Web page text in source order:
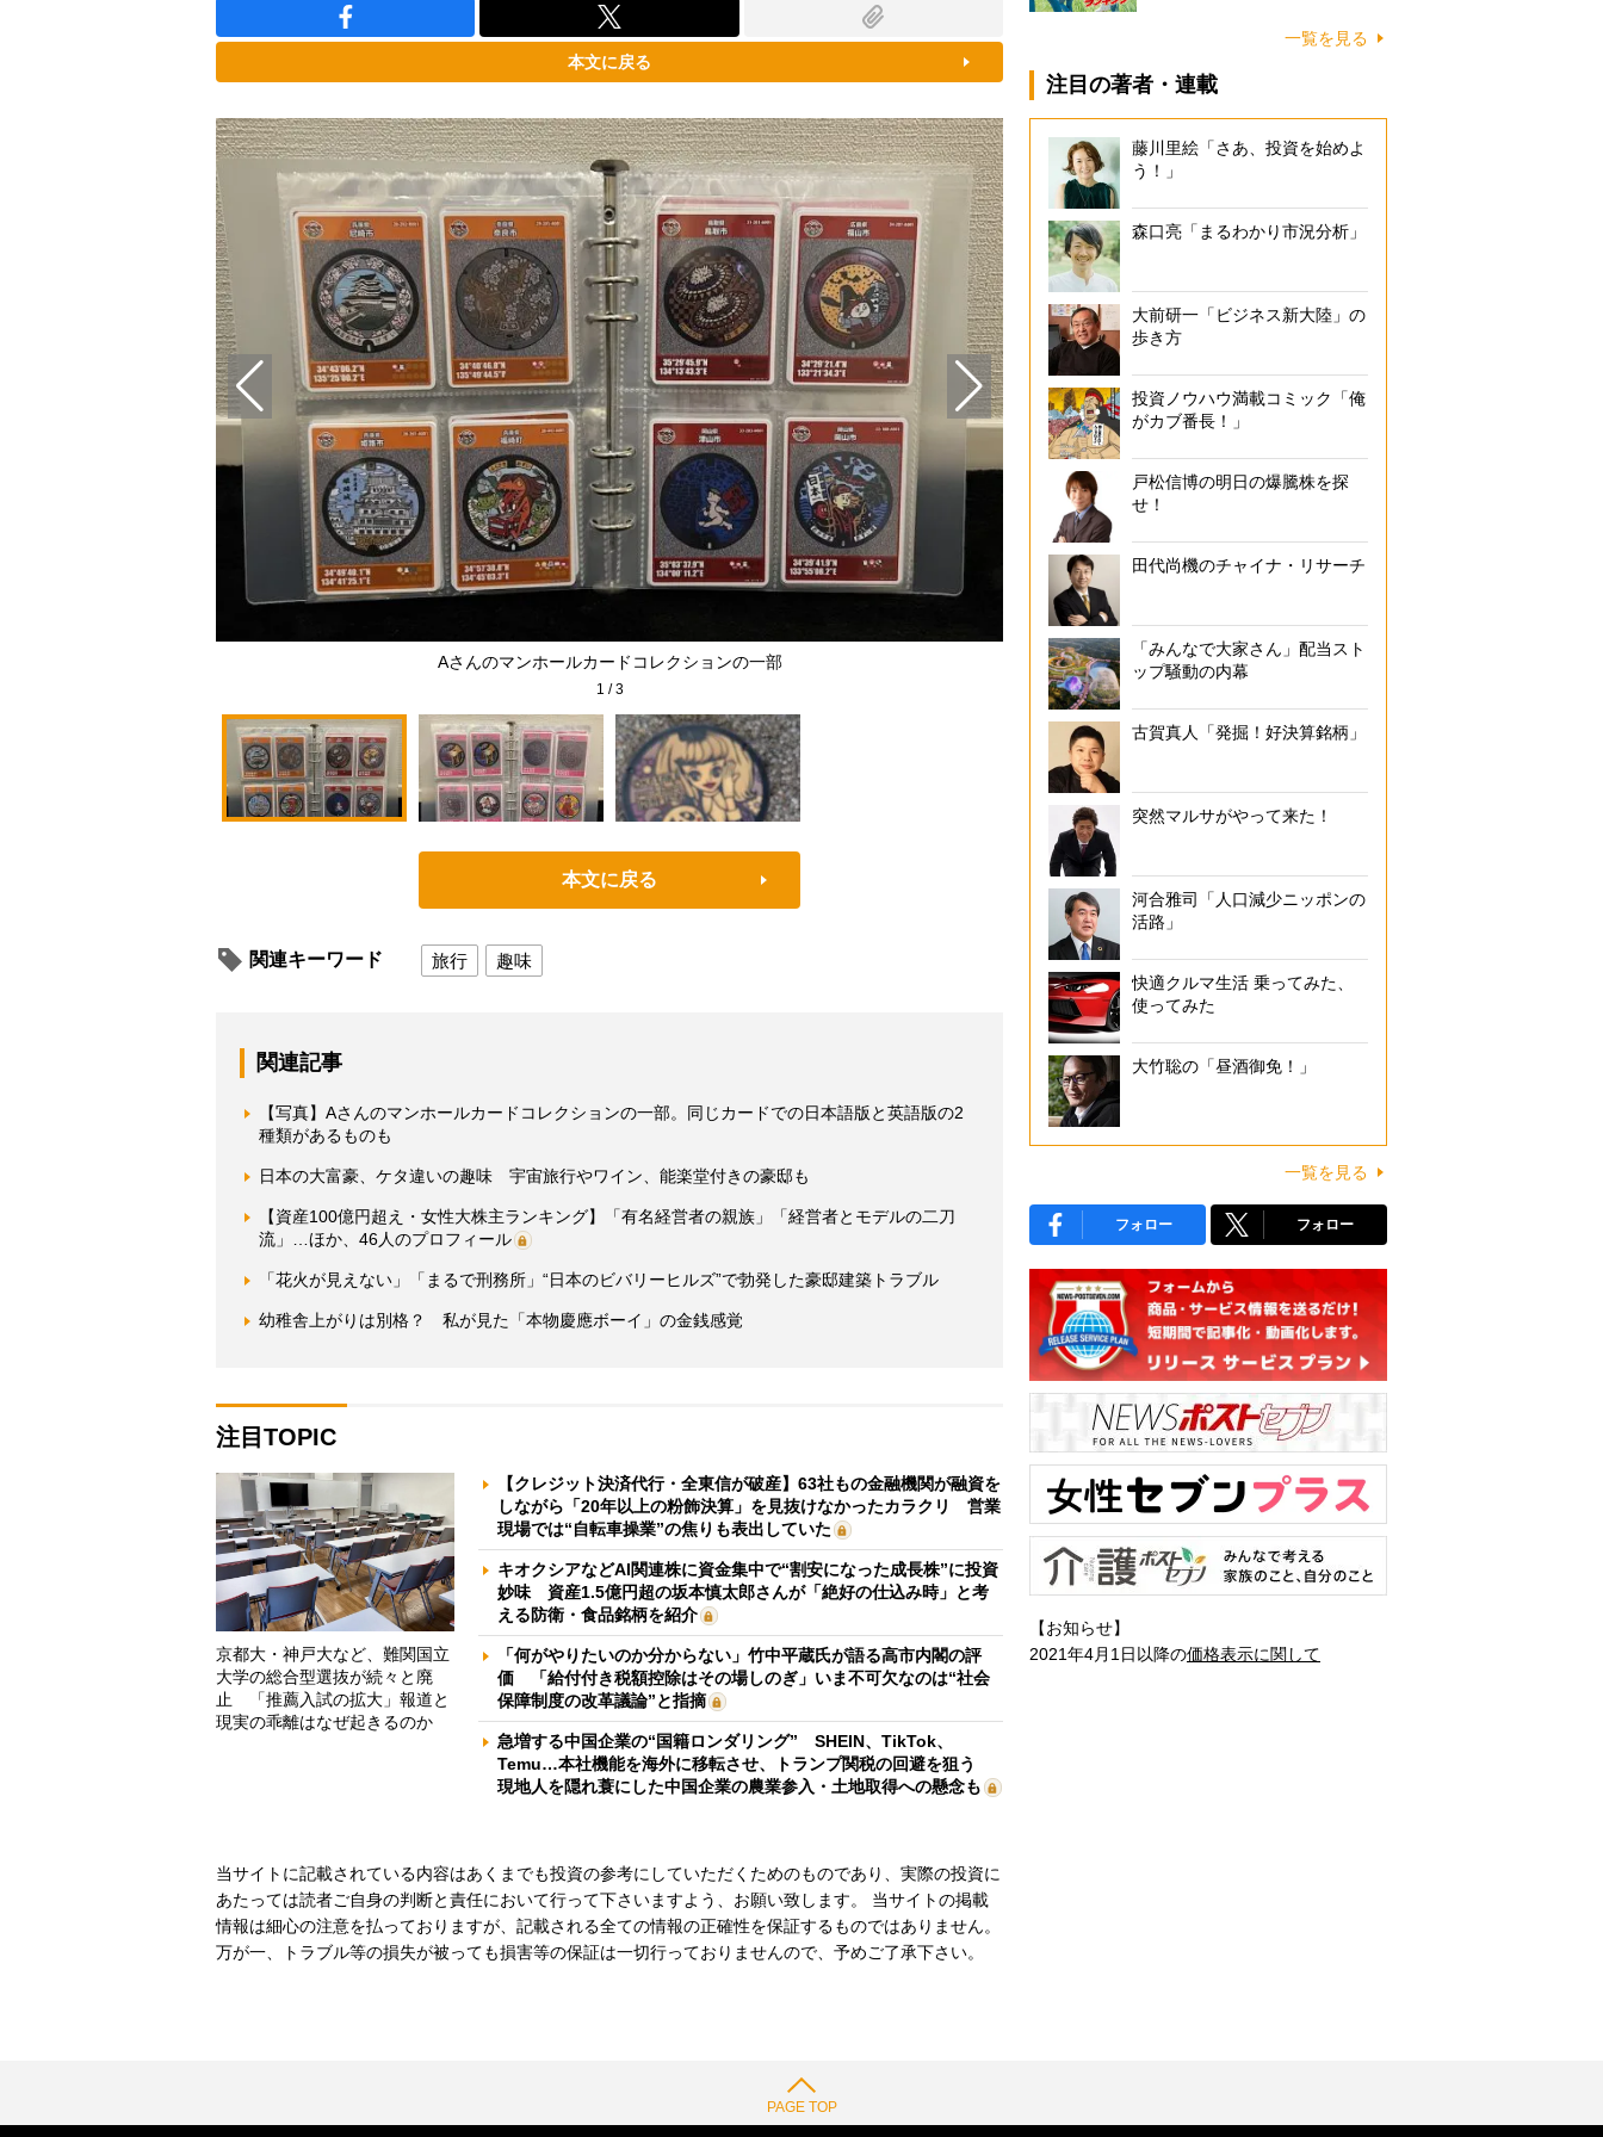
本文に戻る
Aさんのマンホールカードコレクションの一部 Aさんのマンホールカードコレクションの一部。同じカードでの日本語版と英
1 /3
本文に戻る
関連キーワード 旅行 趣味
関連記事
【写真】Aさんのマンホールカードコレクションの一部。同じカードでの日本語版と英語版の2
種類があるものも
日本の大富豪、ケタ違いの趣味 宇宙旅行やワイン、能楽堂付きの豪邸も
【資産100億円超え・女性大株主ランキング】「有名経営者の親族」「経営者とモデルの二刀
流」…ほか、46人のプロフィール
「花火が見えない」「まるで刑務所」“日本のビバリーヒルズ”で勃発した豪邸建築トラブル
幼稚舎上がりは別格？ 私が見た「本物慶應ボーイ」の金銭感覚
注目TOPIC
京都大・神戸大など、難関国立
大学の総合型選抜が続々と廃
止 「推薦入試の拡大」報道と
現実の乖離はなぜ起きるのか
【クレジット決済代行・全東信が破産】63社もの金融機関が融資を
しながら「20年以上の粉飾決算」を見抜けなかったカラクリ 営業
現場では“自転車操業”の焦りも表出していた
キオクシアなどAI関連株に資金集中で“割安になった成長株”に投資
妙味 資産1.5億円超の坂本慎太郎さんが「絶好の仕込み時」と考
える防衛・食品銘柄を紹介
「何がやりたいのか分からない」竹中平蔵氏が語る高市内閣の評
価 「給付付き税額控除はその場しのぎ」いま不可欠なのは“社会
保障制度の改革議論”と指摘
急増する中国企業の“国籍ロンダリング” SHEIN、TikTok、
Temu…本社機能を海外に移転させ、トランプ関税の回避を狙う
現地人を隠れ蓑にした中国企業の農業参入・土地取得への懸念も
当サイトに記載されている内容はあくまでも投資の参考にしていただくためのものであり、実際の投資に
あたっては読者ご自身の判断と責任において行って下さいますよう、お願い致します。 当サイトの掲載
情報は細心の注意を払っておりますが、記載される全ての情報の正確性を保証するものではありません。
万が一、トラブル等の損失が被っても損害等の保証は一切行っておりませんので、予めご了承下さい。
一覧を見る
注目の著者・連載
藤川里絵「さあ、投資を始めよ
う！」
森口亮「まるわかり市況分析」
大前研一「ビジネス新大陸」の
歩き方
投資ノウハウ満載コミック「俺
がカブ番長！」
戸松信博の明日の爆騰株を探
せ！
田代尚機のチャイナ・リサーチ
「みんなで大家さん」配当スト
ップ騒動の内幕
古賀真人「発掘！好決算銘柄」
突然マルサがやって来た！
河合雅司「人口減少ニッポンの
活路」
快適クルマ生活 乗ってみた、
使ってみた
大竹聡の「昼酒御免！」
一覧を見る
フォロー フォロー
【お知らせ】
2021年4月1日以降の価格表示に関して
PAGE TOP